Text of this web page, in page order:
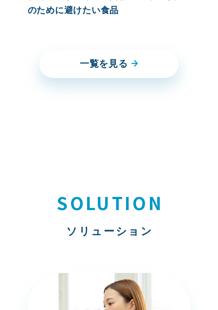
のために避けたい食品
一覧を見る
SOLUTION
ソリューション